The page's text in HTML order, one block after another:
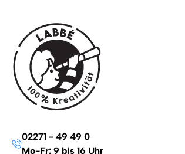
02271 - 49 49 0
Mo-Fr: 9 bis 16 Uhr